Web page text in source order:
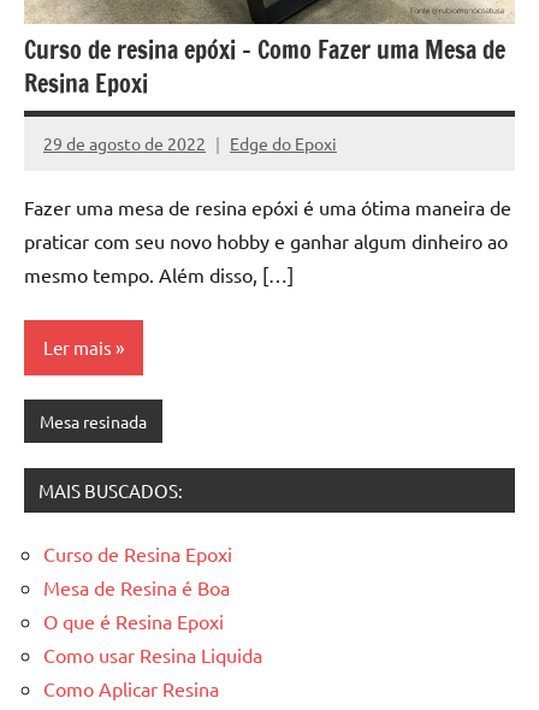
passo
da
resina.
Explore
nossas
e
inspirações
de
madeira
de
designs
de
de
jantar
e
as
Curso de resina epóxi – Como Fazer uma Mesa de
Resina Epoxi
29 de agosto de 2022 Edge do Epoxi
Nenhum
Fazer uma mesa de resina epóxi é uma ótima maneira de
praticar com seu novo hobby e ganhar algum dinheiro ao
mesmo tempo. Além disso, […]
Ler mais
Mesa resinada
MAIS BUSCADOS:
Curso de Resina Epoxi
Mesa de Resina é Boa
O que é Resina Epoxi
Como usar Resina Liquida
Como Aplicar Resina